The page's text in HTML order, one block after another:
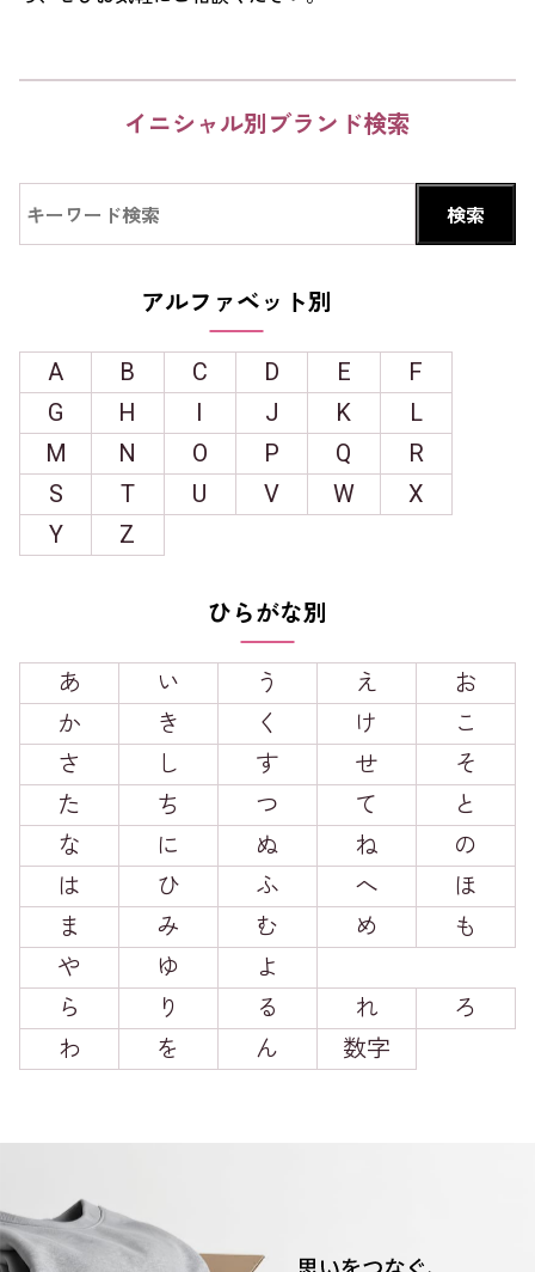
イニシャル別ブランド検索
アルファベット別
A B C D E
F
G
H I J K
L
M
N O P Q
R
S
T U V W
X
Y
Z
ひらがな別
あ い う え
お
か
き く け
こ
さ
し す せ
そ
た
ち つ て
と
な
に ぬ ね
の
は
ひ ふ へ
ほ
ま
み む め
も
や
ゆ
よ
ら
り る れ
ろ
わ
を ん 数字